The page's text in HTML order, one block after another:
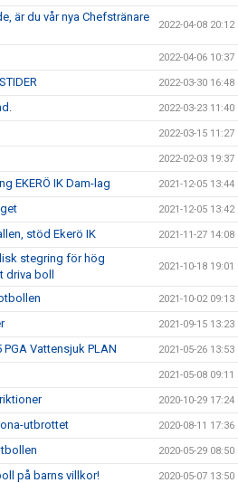
är du vår nya Chefstränare
2022-04-08 20:12
2022-04-06 10:37
2022-03-30 16:48
2022-03-23 11:40
2022-03-15 11:27
2022-02-03 19:37
EKERÖ IK Dam-lag 2021-12-05 13:44
2021-12-05 13:42
stöd Ekerö IK 2021-11-27 14:08
stegring för hög
boll
2021-10-18 19:01
2021-10-02 09:13
2021-09-15 13:23
PGA Vattensjuk PLAN 2021-05-26 13:53
2021-05-08 09:11
2020-10-29 17:24
utbrottet 2020-08-11 17:36
2020-05-29 08:50
på barns villkor! 2020-05-07 13:50